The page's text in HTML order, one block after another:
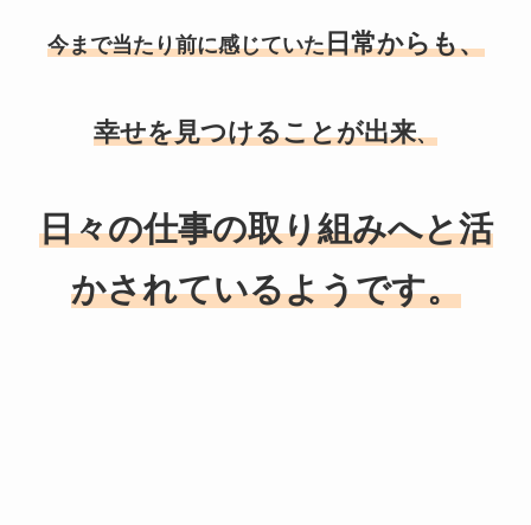
今まで当たり前に感じていた日常からも、
幸せを見つけることが出来、
日々の仕事の取り組みへと活
かされているようです。